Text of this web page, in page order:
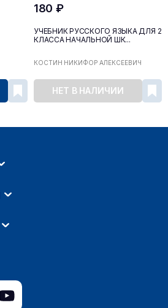
180 ₽
УЧЕБНИК РУССКОГО ЯЗЫКА ДЛЯ 2
КЛАССА НАЧАЛЬНОЙ ШК...
КОСТИН НИКИФОР АЛЕКСЕЕВИЧ
НЕТ В НАЛИЧИИ